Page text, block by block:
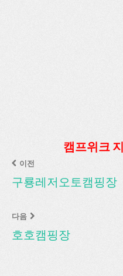
캠프위크
이전
구룡레저오토캠핑장
다음
호호캠핑장